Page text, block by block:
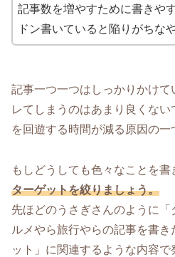
記事数を増やすために書きや
ドン書いていると陥りがちな
記事一つ一つはしっかりかけ
レてしまうのはあまり良くな
を回遊する時間が減る原因の一
もしどうしても色々なことを
ターゲットを絞りましょう。
先ほどのうさぎさんのように
ルメやら旅行やらの記事を書
ット」に関連するような内容で